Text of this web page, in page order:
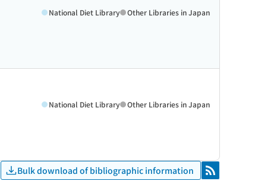
National Diet Library Other Libraries in Japan
National Diet Library Other Libraries in Japan
Bulk download of bibliographic information RSS